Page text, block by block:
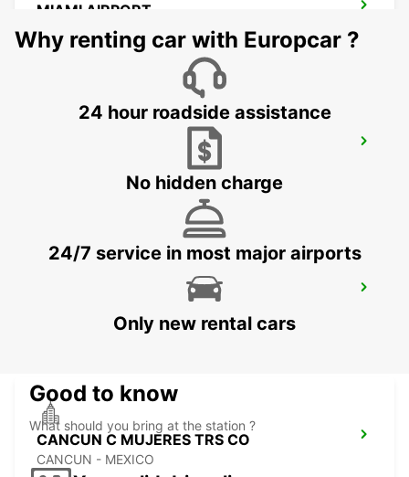
MIAMI AIRPORT
MIAMI - UNITED STATES OF AMERICA
ORLANDO - UNITED STATES OF AMERICA
CANCUN C MUJERES GRAND
CANCUN - MEXICO
CANCUN C MUJERES TRS CO
CANCUN - MEXICO
Why renting car with Europcar ?
24 hour roadside assistance
No hidden charge
24/7 service in most major airports
Only new rental cars
Good to know
What should you bring at the station ?